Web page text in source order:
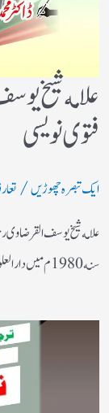
علامه شيخ
فتوى نويسى
ایک تبصرہ چھوڑیں/
علامه شيخ يوسف القرضاوى
سنه 1980م ميں دار العلوم ندوة العلماء ميں ديكها…